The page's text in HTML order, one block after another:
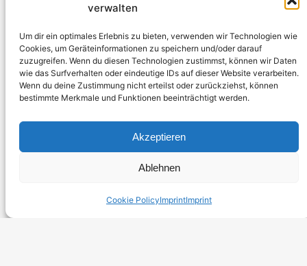
verwalten
Um dir ein optimales Erlebnis zu bieten, verwenden wir Technologien wie
Cookies, um Geräteinformationen zu speichern und/oder darauf
zuzugreifen. Wenn du diesen Technologien zustimmst, können wir Daten
wie das Surfverhalten oder eindeutige IDs auf dieser Website verarbeiten.
Wenn du deine Zustimmung nicht erteilst oder zurückziehst, können
bestimmte Merkmale und Funktionen beeinträchtigt werden.
Akzeptieren
Ablehnen
Cookie PolicyImprintImprint